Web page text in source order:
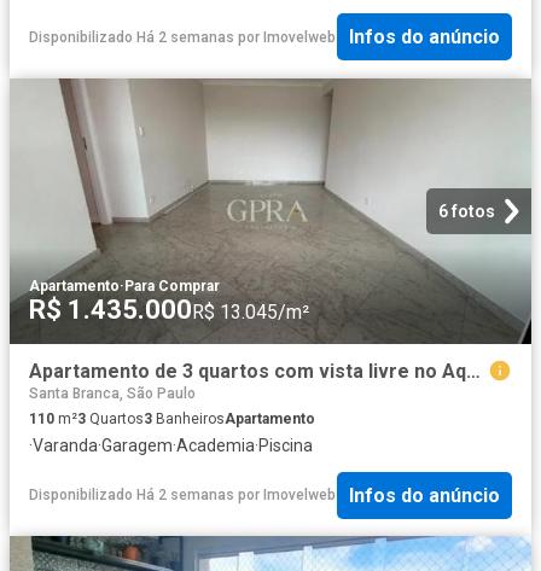
Disponibilizado Há 2 semanas por Imovelweb Infos do anúncio
6 fotos
Apartamento·Para Comprar
R$ 1.435.000R$ 13.045/m²
Apartamento de 3 quartos com vista livre no Aquarius
Santa Branca, São Paulo
110 m²3 Quartos3 BanheirosApartamento
·Varanda·Garagem·Academia·Piscina
Disponibilizado Há 2 semanas por Imovelweb Infos do anúncio